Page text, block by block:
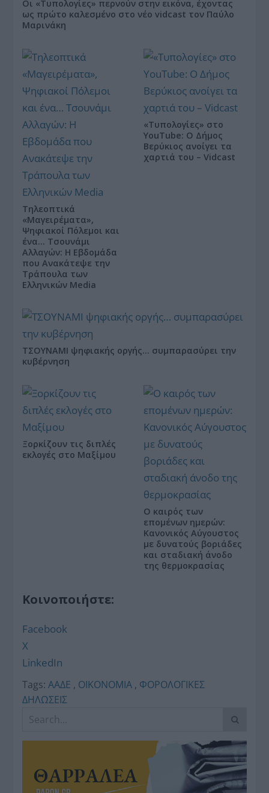
Οι «Τυπολογίες» περνούν στην εικόνα, έχοντας
ως πρώτο καλεσμένο στο νέο vidcast τον Παύλο
Μαρινάκη
Τηλεοπτικά
«Μαγειρέματα»,
Ψηφιακοί Πόλεμοι και
ένα… Τσουνάμι
Αλλαγών: Η Εβδομάδα
που Ανακάτεψε την
Τράπουλα των
Ελληνικών Media
«Τυπολογίες» στο
YouTube: Ο Δήμος
Βερύκιος ανοίγει τα
χαρτιά του – Vidcast
ΤΣΟΥΝΑΜΙ ψηφιακής οργής… συμπαρασύρει την
κυβέρνηση
Ξορκίζουν τις διπλές
εκλογές στο Μαξίμου
Ο καιρός των
επομένων ημερών:
Κανονικός Αύγουστος
με δυνατούς βοριάδες
και σταδιακή άνοδο
της θερμοκρασίας
Κοινοποιήστε:
Facebook
X
LinkedIn
Tags: ΑΑΔΕ , ΟΙΚΟΝΟΜΙΑ , ΦΟΡΟΛΟΓΙΚΕΣ
ΔΗΛΩΣΕΙΣ